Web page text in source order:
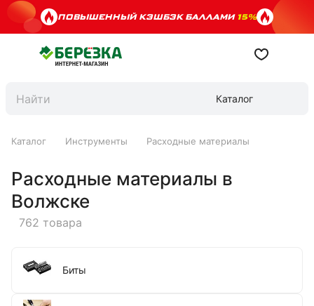
ПОВЫШЕННЫЙ КЭШБЭК БАЛЛАМИ15%
Каталог
Каталог Инструменты Расходные материалы
Расходные материалы в
Волжске
762 товара
Биты